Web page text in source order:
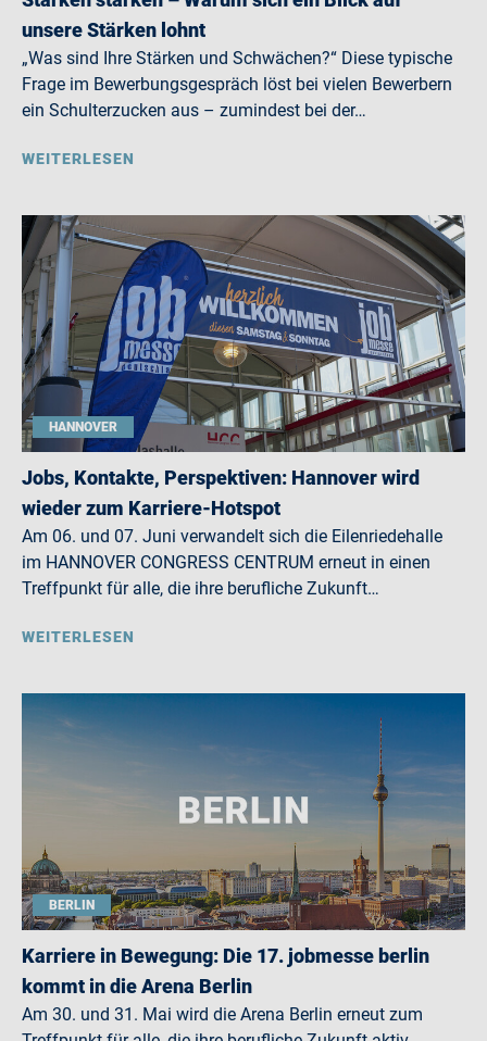
unsere Stärken lohnt
„Was sind Ihre Stärken und Schwächen?“ Diese typische
Frage im Bewerbungsgespräch löst bei vielen Bewerbern
ein Schulterzucken aus – zumindest bei der…
WEITERLESEN
HANNOVER
Jobs, Kontakte, Perspektiven: Hannover wird
wieder zum Karriere-Hotspot
Am 06. und 07. Juni verwandelt sich die Eilenriedehalle
im HANNOVER CONGRESS CENTRUM erneut in einen
Treffpunkt für alle, die ihre berufliche Zukunft…
WEITERLESEN
BERLIN
Karriere in Bewegung: Die 17. jobmesse berlin
kommt in die Arena Berlin
Am 30. und 31. Mai wird die Arena Berlin erneut zum